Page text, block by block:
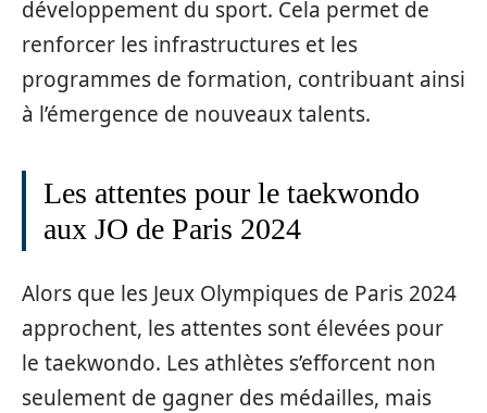
développement du sport. Cela permet de
renforcer les infrastructures et les
programmes de formation, contribuant ainsi
à l’émergence de nouveaux talents.
Les attentes pour le taekwondo
aux JO de Paris 2024
Alors que les Jeux Olympiques de Paris 2024
approchent, les attentes sont élevées pour
le taekwondo. Les athlètes s’efforcent non
seulement de gagner des médailles, mais